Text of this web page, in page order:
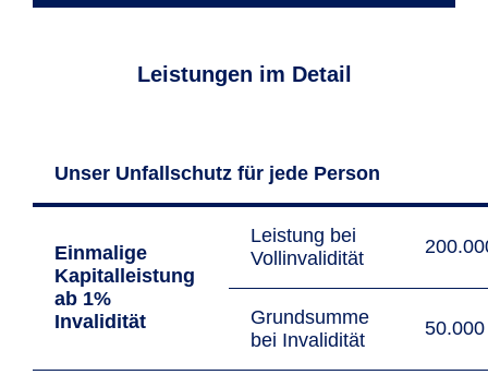
Leistungen im Detail
Unser Unfallschutz für jede Person
Einmalige
Kapitalleistung
ab 1%
Invalidität
Leistung bei
Vollinvalidität
Grundsumme
bei Invalidität